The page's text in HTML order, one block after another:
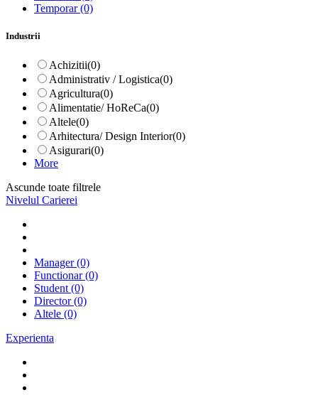
Temporar(0)
Industrii
Achizitii(0)
Administrativ / Logistica(0)
Agricultura(0)
Alimentatie/ HoReCa(0)
Altele(0)
Arhitectura/ Design Interior(0)
Asigurari(0)
More
Ascunde toate filtrele
Nivelul Carierei
Manager(0)
Functionar(0)
Student (0)
Director(0)
Altele (0)
Experienta